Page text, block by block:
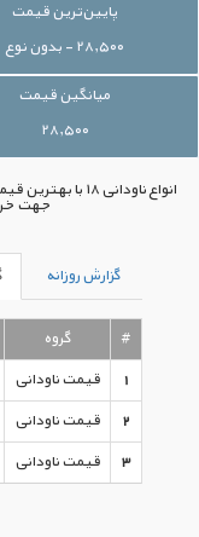
پایین‌ترین قیمت
۲۸,۵۰۰ - بدون نوع
میانگین قیمت
۲۸,۵۰۰
انواع ناودانی
جهت
گزارش روزانه
# گروه
1
قیمت ناودانی
2
قیمت ناودانی
3
قیمت ناودانی